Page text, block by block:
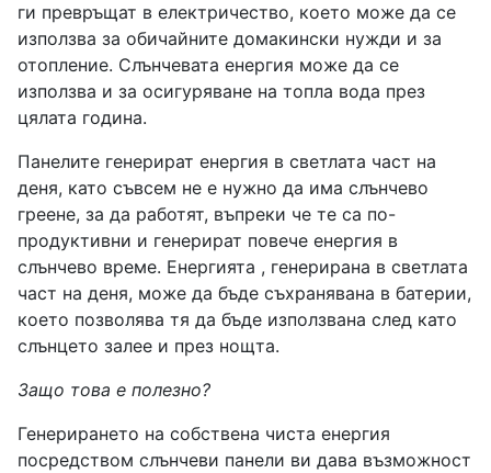
ги превръщат в електричество, което може да се
използва за обичайните домакински нужди и за
отопление. Слънчевата енергия може да се
използва и за осигуряване на топла вода през
цялата година.
Панелите генерират енергия в светлата част на
деня, като съвсем не е нужно да има слънчево
греене, за да работят, въпреки че те са по-
продуктивни и генерират повече енергия в
слънчево време. Енергията , генерирана в светлата
част на деня, може да бъде съхранявана в батерии,
което позволява тя да бъде използвана след като
слънцето залее и през нощта.
Защо това е полезно?
Генерирането на собствена чиста енергия
посредством слънчеви панели ви дава възможност